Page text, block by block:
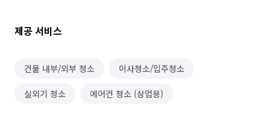
제공 서비스
건물 내부/외부 청소 이사청소/입주청소
실외기 청소 에어컨 청소 (상업용)